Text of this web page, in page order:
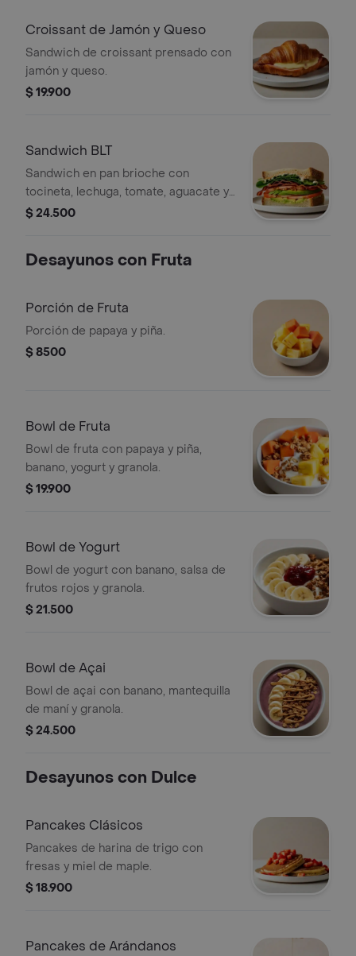
Croissant de Jamón y Queso
Sandwich de croissant prensado con
jamón y queso.
$ 19.900
Sandwich BLT
Sandwich en pan brioche con
tocineta, lechuga, tomate, aguacate y
mayonesa picante.
$ 24.500
Desayunos con Fruta
Porción de Fruta
Porción de papaya y piña.
$ 8500
Bowl de Fruta
Bowl de fruta con papaya y piña,
banano, yogurt y granola.
$ 19.900
Bowl de Yogurt
Bowl de yogurt con banano, salsa de
frutos rojos y granola.
$ 21.500
Bowl de Açai
Bowl de açai con banano, mantequilla
de maní y granola.
$ 24.500
Desayunos con Dulce
Pancakes Clásicos
Pancakes de harina de trigo con
fresas y miel de maple.
$ 18.900
Pancakes de Arándanos